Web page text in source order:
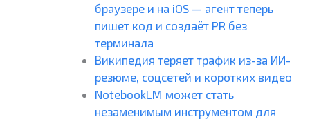
браузере и на iOS — агент теперь
пишет код и создаёт PR без
терминала
Википедия теряет трафик из-за ИИ-
резюме, соцсетей и коротких видео
NotebookLM может стать
незаменимым инструментом для